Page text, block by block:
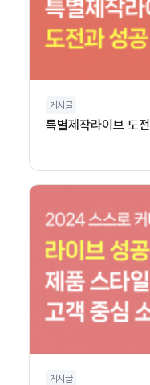
게시글
특별제작라이브 도
게시글